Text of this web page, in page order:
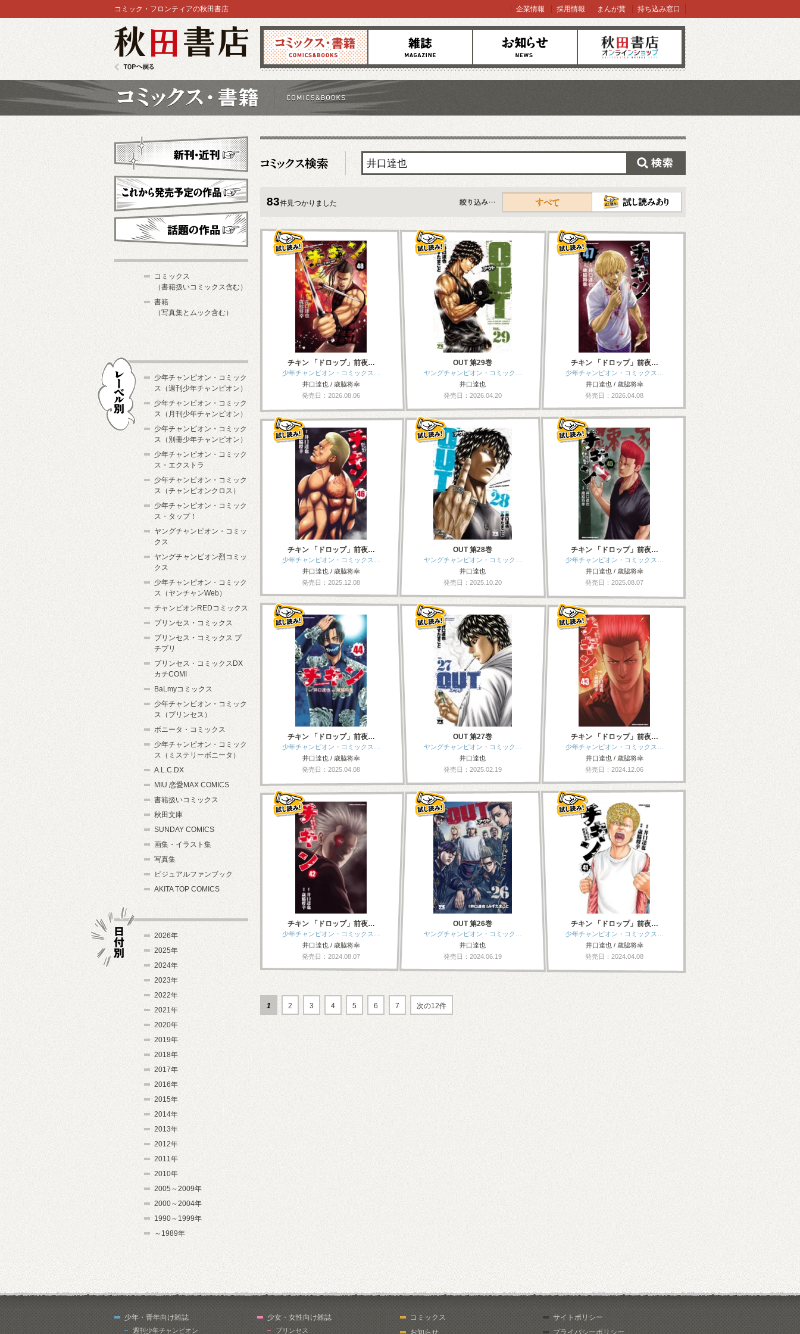
コミックス 雑誌 お知らせ オンラインショップ
コミック・フロンティアの秋田書店 企業情報 採用情報 まんが賞 持ち込み窓口
83件見つかりました
すべて
チキン 「ドロップ」前夜…
少年チャンピオン・コミックス…
井口達也 / 歳脇将幸
発売日：2026.08.06
OUT 第29巻
ヤングチャンピオン・コミック…
井口達也
発売日：2026.04.20
チキン 「ドロップ」前夜…
少年チャンピオン・コミックス…
井口達也 / 歳脇将幸
発売日：2026.04.08
チキン 「ドロップ」前夜…
少年チャンピオン・コミックス…
井口達也 / 歳脇将幸
発売日：2025.12.08
OUT 第28巻
ヤングチャンピオン・コミック…
井口達也
発売日：2025.10.20
チキン 「ドロップ」前夜…
少年チャンピオン・コミックス…
井口達也 / 歳脇将幸
発売日：2025.08.07
チキン 「ドロップ」前夜…
少年チャンピオン・コミックス…
井口達也 / 歳脇将幸
発売日：2025.04.08
OUT 第27巻
ヤングチャンピオン・コミック…
井口達也
発売日：2025.02.19
チキン 「ドロップ」前夜…
少年チャンピオン・コミックス…
井口達也 / 歳脇将幸
発売日：2024.12.06
チキン 「ドロップ」前夜…
少年チャンピオン・コミックス…
井口達也 / 歳脇将幸
発売日：2024.08.07
OUT 第26巻
ヤングチャンピオン・コミック…
井口達也
発売日：2024.06.19
チキン 「ドロップ」前夜…
少年チャンピオン・コミックス…
井口達也 / 歳脇将幸
発売日：2024.04.08
1 2 3 4 5 6 7 次の12件
新刊・近刊
これから発売予定
コミックス
（書籍扱いコミックス含む）
書籍
（写真集とムック含む）
少年チャンピオン・コミック
ス（週刊少年チャンピオン）
少年チャンピオン・コミック
ス（月刊少年チャンピオン）
少年チャンピオン・コミック
ス（別冊少年チャンピオン）
少年チャンピオン・コミック
ス・エクストラ
少年チャンピオン・コミック
ス（チャンピオンクロス）
少年チャンピオン・コミック
ス・タップ！
ヤングチャンピオン・コミッ
クス
ヤングチャンピオン烈コミッ
クス
少年チャンピオン・コミック
ス（ヤンチャンWeb）
チャンピオンREDコミックス
プリンセス・コミックス
プリンセス・コミックス プ
チプリ
プリンセス・コミックスDX
カチCOMI
BaLmyコミックス
少年チャンピオン・コミック
ス（プリンセス）
ボニータ・コミックス
少年チャンピオン・コミック
ス（ミステリーボニータ）
A.L.C.DX
MIU 恋愛MAX COMICS
書籍扱いコミックス
秋田文庫
SUNDAY COMICS
画集・イラスト集
写真集
ビジュアルファンブック
AKITA TOP COMICS
2026年
2025年
2024年
2023年
2022年
2021年
2020年
2019年
2018年
2017年
2016年
2015年
2014年
2013年
2012年
2011年
2010年
2005～2009年
2000～2004年
1990～1999年
～1989年
少年・青年向け雑誌
週刊少年チャンピオン
少女・女性向け雑誌
プリンセス
コミックス
お知らせ
サイトポリシー
プライバシーポリシー